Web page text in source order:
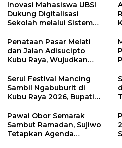
Inovasi Mahasiswa UBSI
Dukung Digitalisasi
Sekolah melalui Sistem
Mumtaz Pontianak
Penataan Pasar Melati
dan Jalan Adisucipto
Kubu Raya, Wujudkan
Wajah Kota Modern
Seru! Festival Mancing
Sambil Ngabuburit di
Kubu Raya 2026, Bupati
Ramaikan Ramadan
Pawai Obor Semarak
Sambut Ramadan, Sujiwo
Tetapkan Agenda